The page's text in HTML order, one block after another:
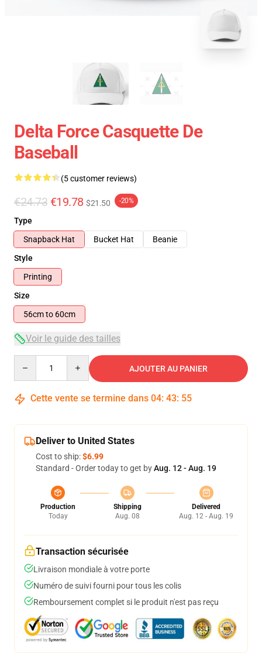
Delta Force Casquette De
Baseball
(5 customer reviews)
€24.73 €19.78 $21.50 -20%
Type
Snapback Hat
Bucket Hat
Beanie
Style
Printing
Size
56cm to 60cm
Voir le guide des tailles
AJOUTER AU PANIER
Cette vente se termine dans 04: 43: 55
Deliver to United States
Cost to ship:$6.99
Standard - Order today to get byAug. 12 - Aug. 19
Production
Today
Shipping
Aug. 08
Delivered
Aug. 12 - Aug. 19
Transaction sécurisée
Livraison mondiale à votre porte
Numéro de suivi fourni pour tous les colis
Remboursement complet si le produit n'est pas reçu